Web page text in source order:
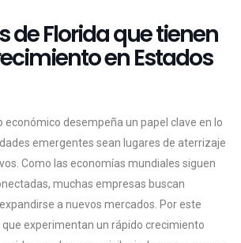
de Florida que tienen
en Estados
económico desempeña un papel clave en lo
emergentes sean lugares de aterrizaje
Como las economías mundiales siguen
muchas empresas buscan
a nuevos mercados. Por este
experimentan un rápido crecimiento